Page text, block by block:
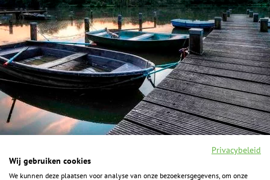
Privacybeleid
Wij gebruiken cookies
We kunnen deze plaatsen voor analyse van onze bezoekersgegevens, om onze